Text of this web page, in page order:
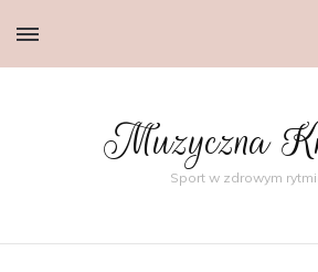
Muzyczna
Sport w zdrowym